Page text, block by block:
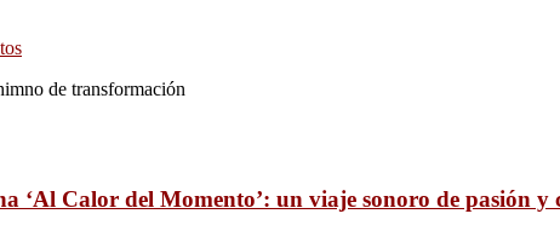
de transformación
‘Al Calor del Momento’: un viaje sonoro de pasión y